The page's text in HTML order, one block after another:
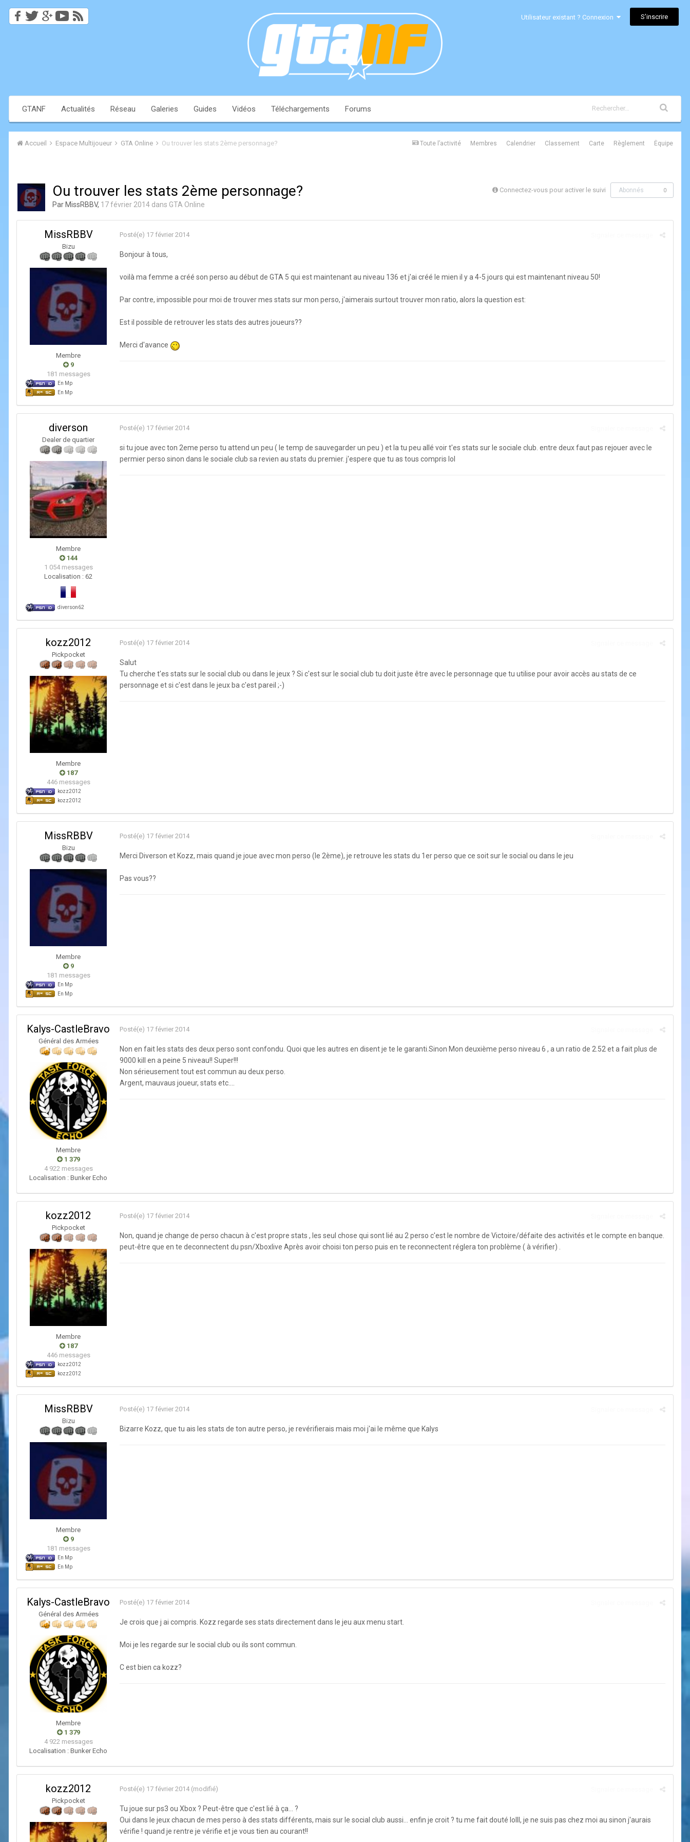
Utilisateur existant ? Connexion S’inscrire
GTANF Actualités Réseau Galeries Guides Vidéos Téléchargements Forums
Toute l’activité Membres Calendrier Classement Carte Règlement Équipe
Accueil Espace Multijoueur GTA Online Ou trouver les stats 2ème personnage?
Connectez-vous pour activer le suivi Abonnés 0
Ou trouver les stats 2ème personnage?
Par MissRBBV, 17 février 2014 dans GTA Online
MissRBBV
Bizu
Membre
9
181 messages
En Mp
En Mp
Posté(e) 17 février 2014
Bonjour à tous,
voilà ma femme a créé son perso au début de GTA 5 qui est maintenant au niveau 136 et j'ai créé le mien il y a 4-5 jours qui est maintenant niveau 50!
Par contre, impossible pour moi de trouver mes stats sur mon perso, j'aimerais surtout trouver mon ratio, alors la question est:
Est il possible de retrouver les stats des autres joueurs??
Merci d'avance
diverson
Dealer de quartier
Membre
144
1 054 messages
Localisation : 62
diverson62
Posté(e) 17 février 2014
si tu joue avec ton 2eme perso tu attend un peu ( le temp de sauvegarder un peu ) et la tu peu allé voir t'es stats sur le sociale club. entre deux faut pas rejouer avec le
permier perso sinon dans le sociale club sa revien au stats du premier. j'espere que tu as tous compris lol
kozz2012
Pickpocket
Membre
187
446 messages
kozz2012
kozz2012
Posté(e) 17 février 2014
Salut
Tu cherche t'es stats sur le social club ou dans le jeux ? Si c'est sur le social club tu doit juste être avec le personnage que tu utilise pour avoir accès au stats de ce
personnage et si c'est dans le jeux ba c'est pareil ;-)
MissRBBV
Bizu
Membre
9
181 messages
En Mp
En Mp
Posté(e) 17 février 2014
Merci Diverson et Kozz, mais quand je joue avec mon perso (le 2ème), je retrouve les stats du 1er perso que ce soit sur le social ou dans le jeu
Pas vous??
Kalys-CastleBravo
Général des Armées
Membre
1 379
4 922 messages
Localisation : Bunker Echo
Posté(e) 17 février 2014
Non en fait les stats des deux perso sont confondu. Quoi que les autres en disent je te le garanti.Sinon Mon deuxième perso niveau 6 , a un ratio de 2.52 et a fait plus de
9000 kill en a peine 5 niveau!! Super!!!
Non sérieusement tout est commun au deux perso.
Argent, mauvaus joueur, stats etc....
kozz2012
Pickpocket
Membre
187
446 messages
kozz2012
kozz2012
Posté(e) 17 février 2014
Non, quand je change de perso chacun à c'est propre stats , les seul chose qui sont lié au 2 perso c'est le nombre de Victoire/défaite des activités et le compte en banque.
peut-être que en te deconnectent du psn/Xboxlive Après avoir choisi ton perso puis en te reconnectent réglera ton problème ( à vérifier) .
MissRBBV
Bizu
Membre
9
181 messages
En Mp
En Mp
Posté(e) 17 février 2014
Bizarre Kozz, que tu ais les stats de ton autre perso, je revérifierais mais moi j'ai le même que Kalys
Kalys-CastleBravo
Général des Armées
Membre
1 379
4 922 messages
Localisation : Bunker Echo
Posté(e) 17 février 2014
Je crois que j ai compris. Kozz regarde ses stats directement dans le jeu aux menu start.
Moi je les regarde sur le social club ou ils sont commun.
C est bien ca kozz?
kozz2012
Pickpocket
Posté(e) 17 février 2014 (modifié)
Tu joue sur ps3 ou Xbox ? Peut-être que c'est lié à ça... ?
Oui dans le jeux chacun de mes perso à des stats différents, mais sur le social club aussi... enfin je croit ? tu me fait douté lolll, je ne suis pas chez moi au sinon j'aurais
vérifie ! quand je rentre je vérifie et je vous tien au courant!!